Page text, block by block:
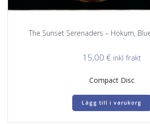
The Sunset Serenaders – Hokum,
15,00 € inkl frakt
Compact Disc
Lägg till i varukorg